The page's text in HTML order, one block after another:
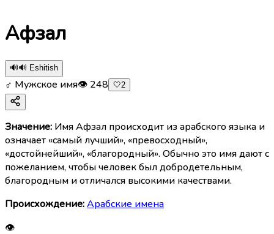
Афзал
🔊🔊 Eshitish
♂ Мужское имя👁 248 🤍2
Значение: Имя Афзал происходит из арабского языка и
означает «самый лучший», «превосходный»,
«достойнейший», «благородный». Обычно это имя дают с
пожеланием, чтобы человек был добродетельным,
благородным и отличался высокими качествами.
Происхождение:Арабские имена
👁